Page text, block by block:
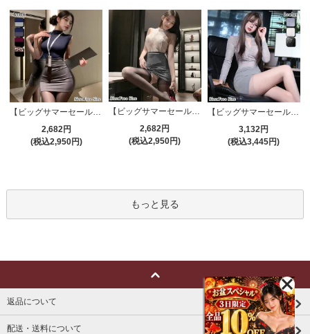
【ビッグサマーセール対象品】セクシーコスプレ(SEXYCOSPLAY) 4421
2,682円
(税込2,950円)
【ビッグサマーセール対象品】セクシーコスプレ(SEXYCOSPLAY) 4191
2,682円
(税込2,950円)
【ビッグサマーセール対象品】セクシーコスプレ(SEXYCOSPLAY) 4173
3,132円
(税込3,445円)
もっと見る
返品について
配送・送料について